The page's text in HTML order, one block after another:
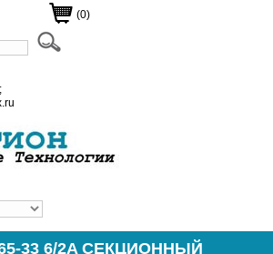
(0)
33 6/2A СЕКЦИОННЫЙ